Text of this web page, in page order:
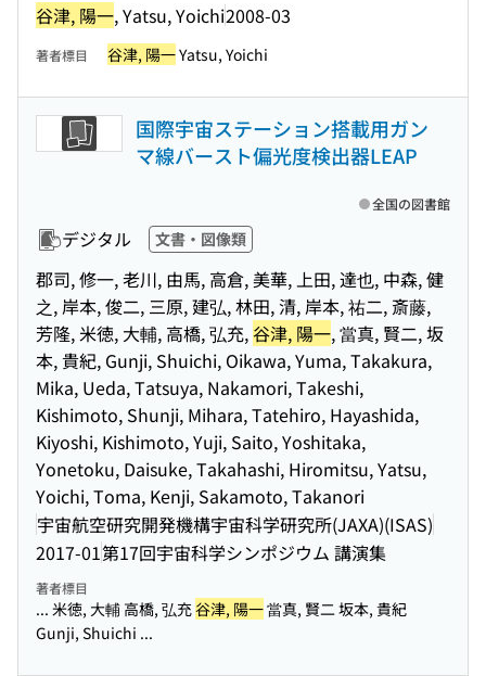
谷津, 陽一, Yatsu, Yoichi2008-03
著者標目 谷津, 陽一Yatsu, Yoichi
国際宇宙ステーション搭載用ガン
マ線バースト偏光度検出器LEAP
デジタル 文書・図像類
郡司, 修一, 老川, 由馬, 高倉, 美華, 上田, 達也, 中森, 健
之, 岸本, 俊二, 三原, 建弘, 林田, 清, 岸本, 祐二, 斎藤,
芳隆, 米徳, 大輔, 高橋, 弘充,谷津, 陽一, 當真, 賢二, 坂
本, 貴紀, Gunji, Shuichi, Oikawa, Yuma, Takakura,
Mika, Ueda, Tatsuya, Nakamori, Takeshi,
Kishimoto, Shunji, Mihara, Tatehiro, Hayashida,
Kiyoshi, Kishimoto, Yuji, Saito, Yoshitaka,
Yonetoku, Daisuke, Takahashi, Hiromitsu, Yatsu,
Yoichi, Toma, Kenji, Sakamoto, Takanori
宇宙航空研究開発機構宇宙科学研究所(JAXA)(ISAS)
2017-01第17回宇宙科学シンポジウム 講演集
全国の図書館
著者標目
... 米徳, 大輔 高橋, 弘充谷津, 陽一當真, 賢二 坂本, 貴紀
Gunji, Shuichi ...